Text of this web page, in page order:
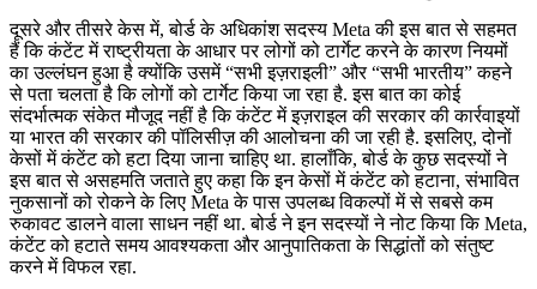
दूसरे और तीसरे केस में, बोर्ड के अधिकांश सदस्य Meta की इस बात से सहमत
हैं कि कंटेंट में राष्ट्रीयता के आधार पर लोगों को टार्गेट करने के कारण नियमों
का उल्लंघन हुआ है क्योंकि उसमें “सभी इज़राइली” और “सभी भारतीय” कहने
से पता चलता है कि लोगों को टार्गेट किया जा रहा है. इस बात का कोई
संदर्भात्मक संकेत मौजूद नहीं है कि कंटेंट में इज़राइल की सरकार की कार्रवाइयों
या भारत की सरकार की पॉलिसीज़ की आलोचना की जा रही है. इसलिए, दोनों
केसों में कंटेंट को हटा दिया जाना चाहिए था. हालाँकि, बोर्ड के कुछ सदस्यों ने
इस बात से असहमति जताते हुए कहा कि इन केसों में कंटेंट को हटाना, संभावित
नुकसानों को रोकने के लिए Meta के पास उपलब्ध विकल्पों में से सबसे कम
रुकावट डालने वाला साधन नहीं था. बोर्ड ने इन सदस्यों ने नोट किया कि Meta,
कंटेंट को हटाते समय आवश्यकता और आनुपातिकता के सिद्धांतों को संतुष्ट
करने में विफल रहा.